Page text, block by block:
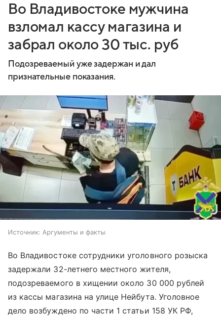
Во Владивостоке мужчина
взломал кассу магазина и
забрал около 30 тыс. руб
Подозреваемый уже задержан и дал
признательные показания.
Источник: Аргументы и факты
Во Владивостоке сотрудники уголовного розыска
задержали 32-летнего местного жителя,
подозреваемого в хищении около 30 000 рублей
из кассы магазина на улице Нейбута. Уголовное
дело возбуждено по части 1 статьи 158 УК РФ,